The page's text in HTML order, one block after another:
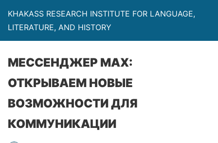
KHAKASS RESEARCH INSTITUTE FOR LANGUAGE,
LITERATURE, AND HISTORY
МЕССЕНДЖЕР MAX:
ОТКРЫВАЕМ НОВЫЕ
ВОЗМОЖНОСТИ ДЛЯ
КОММУНИКАЦИИ